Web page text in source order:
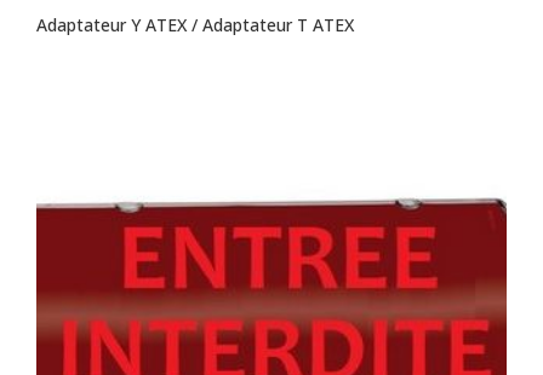
Adaptateur Y ATEX / Adaptateur T ATEX